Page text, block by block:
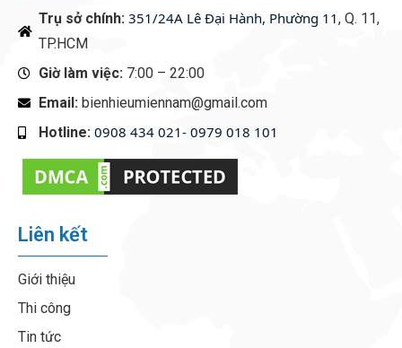
Trụ sở chính: 351/24A Lê Đại Hành, Phường 11, Q. 11,
TP.HCM
Giờ làm việc: 7:00 – 22:00
Email: bienhieumiennam@gmail.com
Hotline: 0908 434 021- 0979 018 101
Liên kết
Giới thiệu
Thi công
Tin tức